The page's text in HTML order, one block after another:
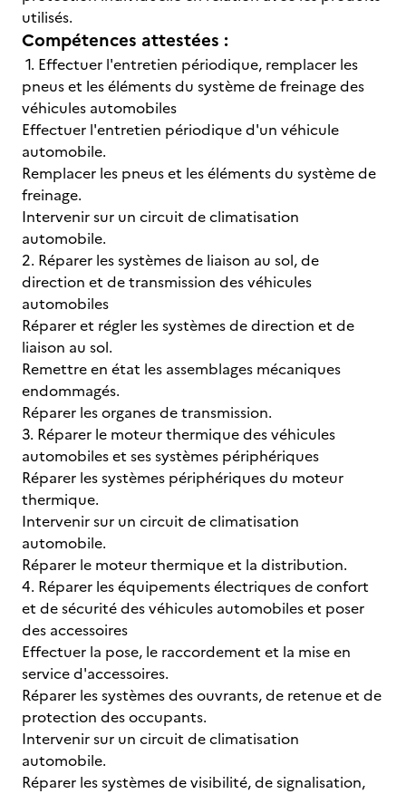
utilisés.
Compétences attestées :
1. Effectuer l'entretien périodique, remplacer les
pneus et les éléments du système de freinage des
véhicules automobiles
Effectuer l'entretien périodique d'un véhicule
automobile.
Remplacer les pneus et les éléments du système de
freinage.
Intervenir sur un circuit de climatisation
automobile.
2. Réparer les systèmes de liaison au sol, de
direction et de transmission des véhicules
automobiles
Réparer et régler les systèmes de direction et de
liaison au sol.
Remettre en état les assemblages mécaniques
endommagés.
Réparer les organes de transmission.
3. Réparer le moteur thermique des véhicules
automobiles et ses systèmes périphériques
Réparer les systèmes périphériques du moteur
thermique.
Intervenir sur un circuit de climatisation
automobile.
Réparer le moteur thermique et la distribution.
4. Réparer les équipements électriques de confort
et de sécurité des véhicules automobiles et poser
des accessoires
Effectuer la pose, le raccordement et la mise en
service d'accessoires.
Réparer les systèmes des ouvrants, de retenue et de
protection des occupants.
Intervenir sur un circuit de climatisation
automobile.
Réparer les systèmes de visibilité, de signalisation,